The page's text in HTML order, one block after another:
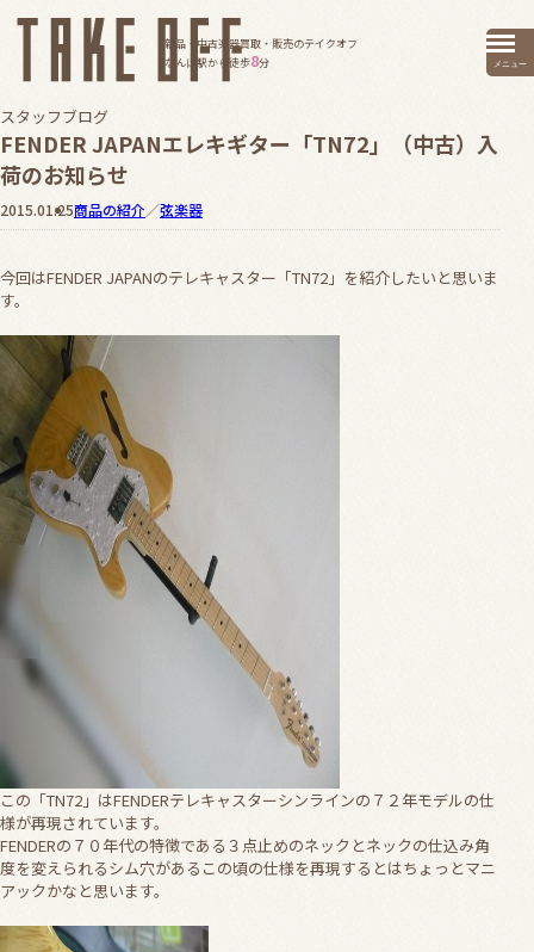
新品・中古楽器買取・販売のテイクオフ
なんば駅から徒歩8分 メニュー
スタッフブログ
FENDER JAPANエレキギター「TN72」（中古）入
荷のお知らせ
2015.01.25商品の紹介／弦楽器
今回はFENDER JAPANのテレキャスター「TN72」を紹介したいと思いま
す。
この「TN72」はFENDERテレキャスターシンラインの７２年モデルの仕
様が再現されています。
FENDERの７０年代の特徴である３点止めのネックとネックの仕込み角
度を変えられるシム穴があるこの頃の仕様を再現するとはちょっとマニ
アックかなと思います。